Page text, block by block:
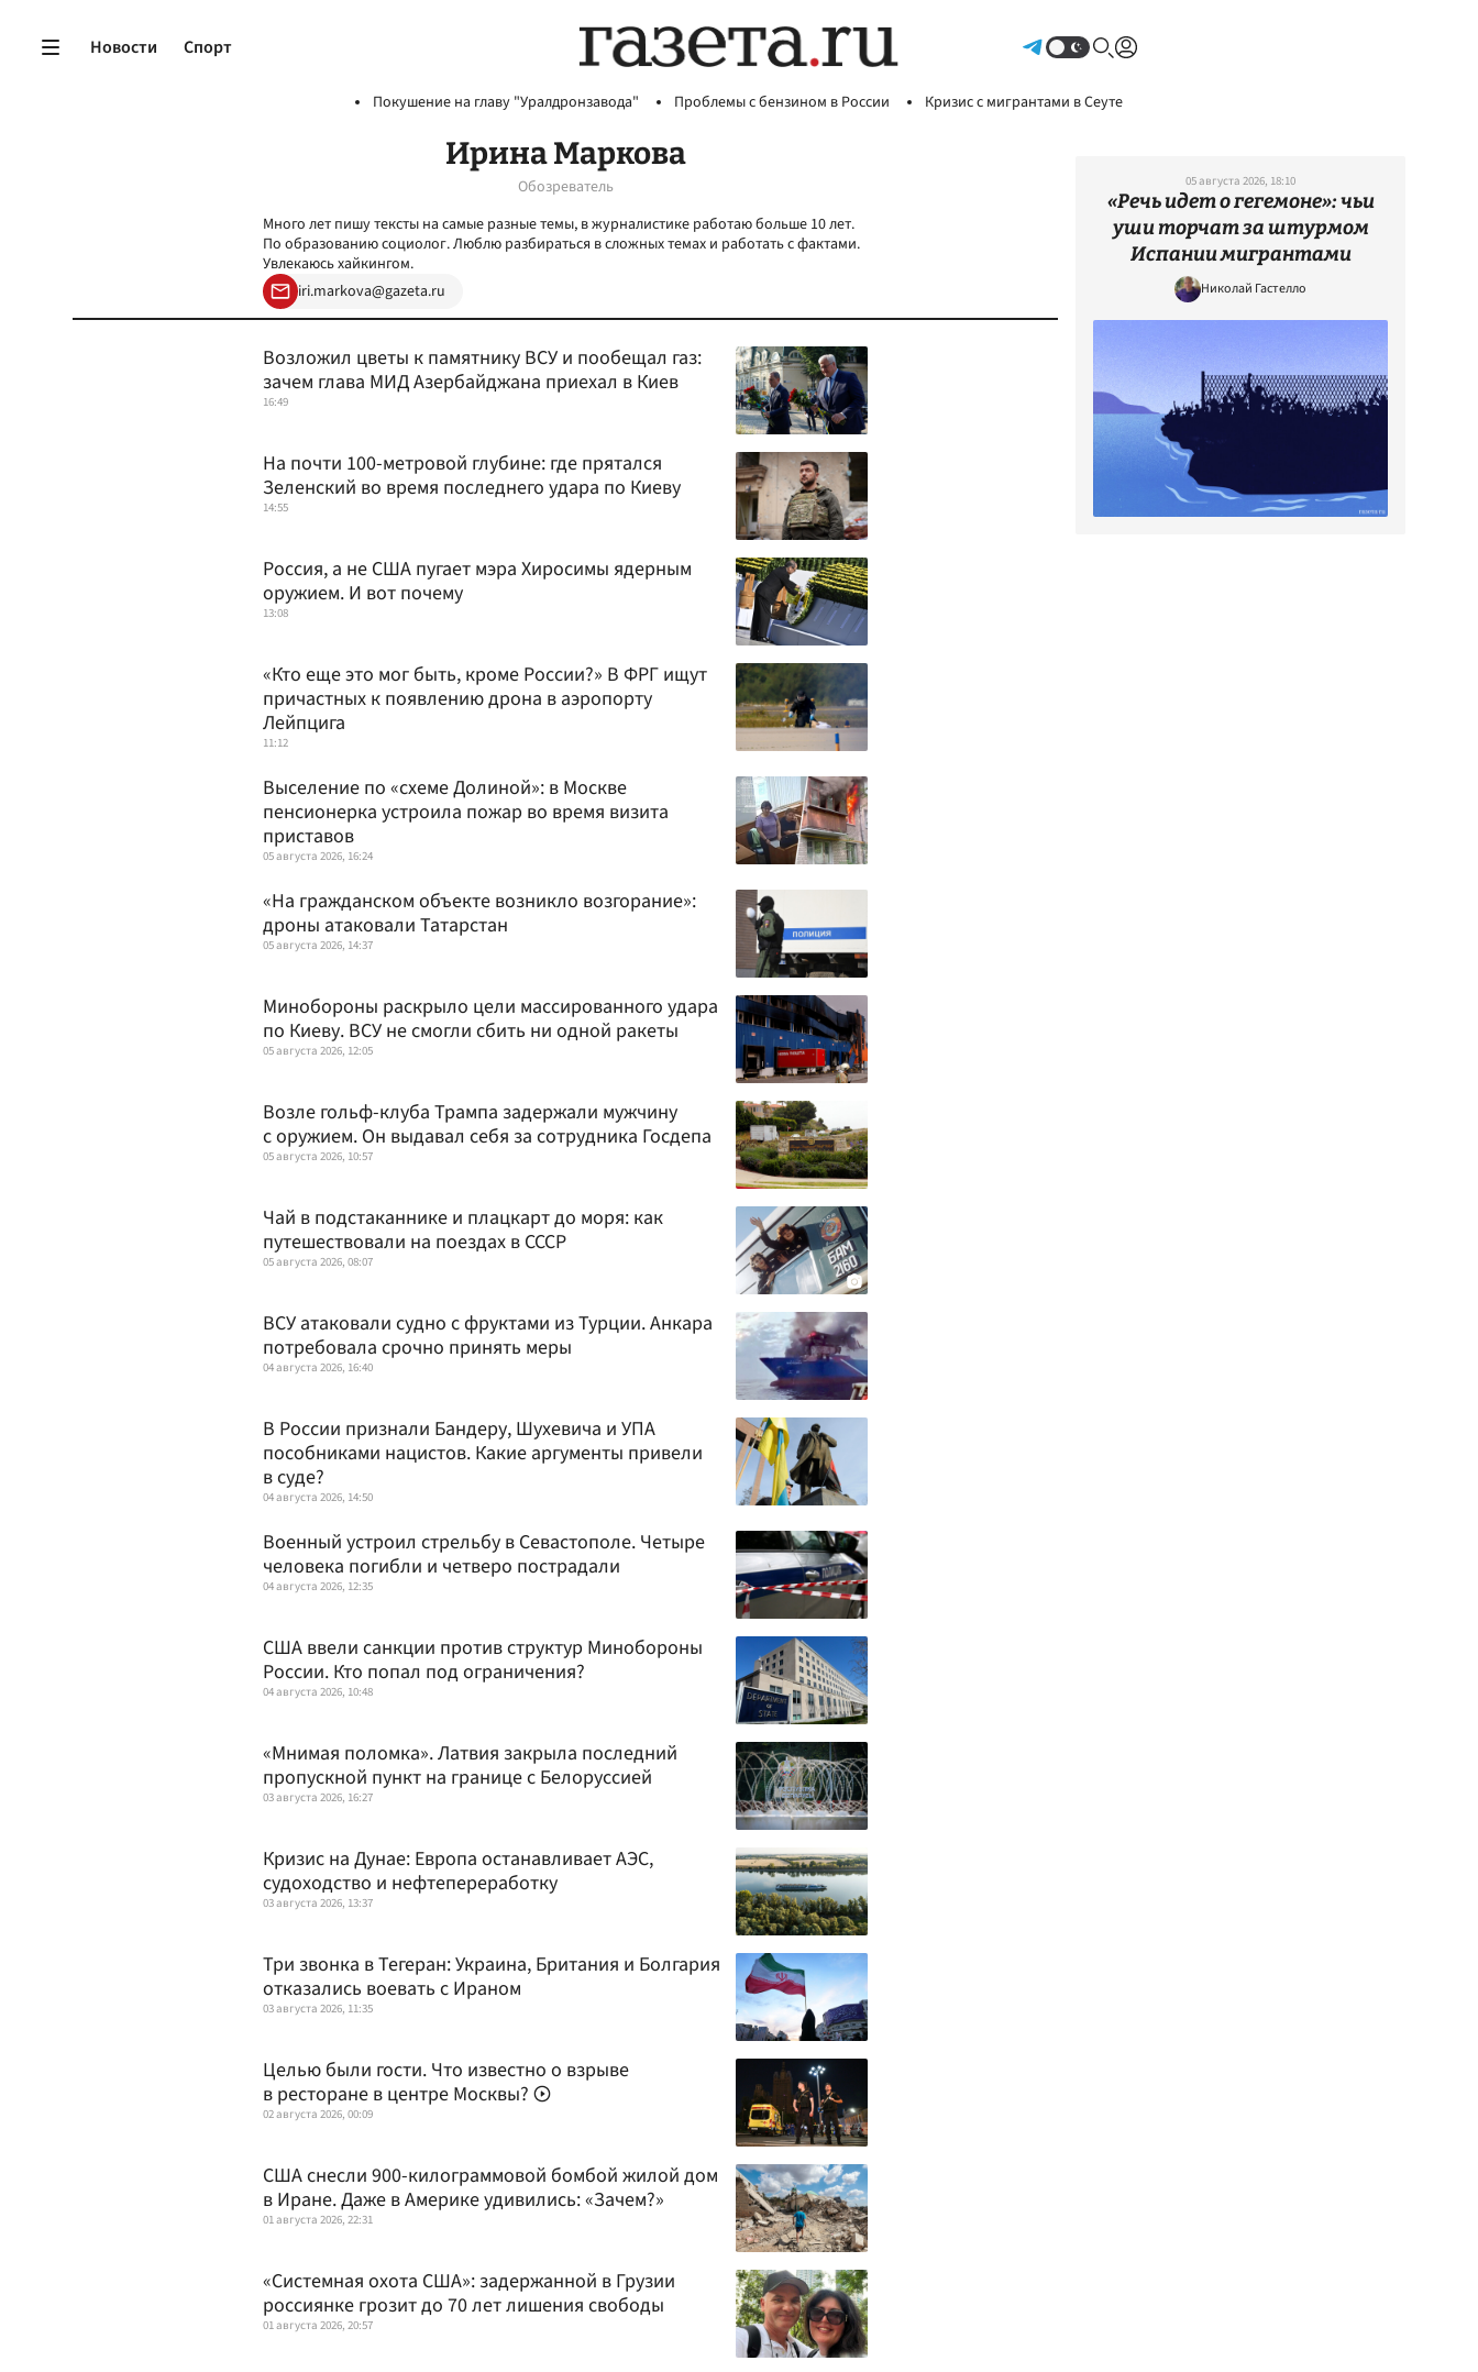
Новости Спорт
Покушение на главу "Уралдронзавода" Проблемы с бензином в России Кризис с мигрантами в Сеуте
Ирина Маркова
Обозреватель
Много лет пишу тексты на самые разные темы, в журналистике работаю больше 10 лет.
По образованию социолог. Люблю разбираться в сложных темах и работать с фактами.
Увлекаюсь хайкингом.
iri.markova@gazeta.ru
Возложил цветы к памятнику ВСУ и пообещал газ:
зачем глава МИД Азербайджана приехал в Киев
16:49
На почти 100-метровой глубине: где прятался
Зеленский во время последнего удара по Киеву
14:55
Россия, а не США пугает мэра Хиросимы ядерным
оружием. И вот почему
13:08
«Кто еще это мог быть, кроме России?» В ФРГ ищут
причастных к появлению дрона в аэропорту
Лейпцига
11:12
Выселение по «схеме Долиной»: в Москве
пенсионерка устроила пожар во время визита
приставов
05 августа 2026, 16:24
«На гражданском объекте возникло возгорание»:
дроны атаковали Татарстан
05 августа 2026, 14:37
Минобороны раскрыло цели массированного удара
по Киеву. ВСУ не смогли сбить ни одной ракеты
05 августа 2026, 12:05
Возле гольф-клуба Трампа задержали мужчину
с оружием. Он выдавал себя за сотрудника Госдепа
05 августа 2026, 10:57
Чай в подстаканнике и плацкарт до моря: как
путешествовали на поездах в СССР
05 августа 2026, 08:07
ВСУ атаковали судно с фруктами из Турции. Анкара
потребовала срочно принять меры
04 августа 2026, 16:40
В России признали Бандеру, Шухевича и УПА
пособниками нацистов. Какие аргументы привели
в суде?
04 августа 2026, 14:50
Военный устроил стрельбу в Севастополе. Четыре
человека погибли и четверо пострадали
04 августа 2026, 12:35
США ввели санкции против структур Минобороны
России. Кто попал под ограничения?
04 августа 2026, 10:48
«Мнимая поломка». Латвия закрыла последний
пропускной пункт на границе с Белоруссией
03 августа 2026, 16:27
Кризис на Дунае: Европа останавливает АЭС,
судоходство и нефтепереработку
03 августа 2026, 13:37
Три звонка в Тегеран: Украина, Британия и Болгария
отказались воевать с Ираном
03 августа 2026, 11:35
Целью были гости. Что известно о взрыве
в ресторане в центре Москвы?
02 августа 2026, 00:09
США снесли 900-килограммовой бомбой жилой дом
в Иране. Даже в Америке удивились: «Зачем?»
01 августа 2026, 22:31
«Системная охота США»: задержанной в Грузии
россиянке грозит до 70 лет лишения свободы
01 августа 2026, 20:57
05 августа 2026, 18:10
«Речь идет о гегемоне»: чьи
уши торчат за штурмом
Испании мигрантами
Николай Гастелло